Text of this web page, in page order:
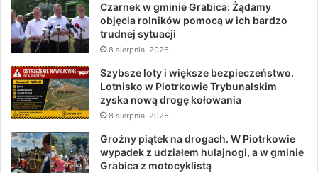
Czarnek w gminie Grabica: Żądamy
objęcia rolników pomocą w ich bardzo
trudnej sytuacji
8 sierpnia, 2026
Szybsze loty i większe bezpieczeństwo.
Lotnisko w Piotrkowie Trybunalskim
zyska nową drogę kołowania
8 sierpnia, 2026
Groźny piątek na drogach. W Piotrkowie
wypadek z udziałem hulajnogi, a w gminie
Grabica z motocyklistą